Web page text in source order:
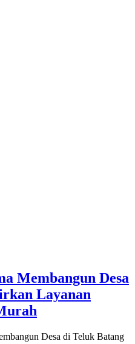
Membangun Desa
Layanan